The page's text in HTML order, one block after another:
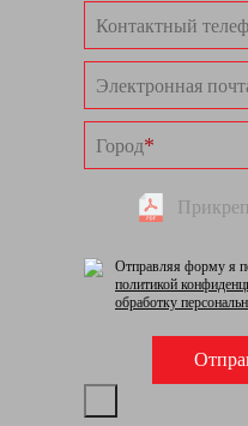
Контактный
Электронная
Город*
Отправляя форму я
политикой
обработку